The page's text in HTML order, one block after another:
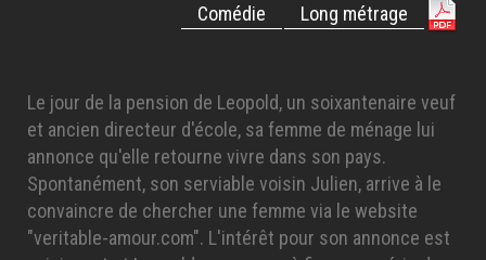
Long métrage
Comédie
Le jour de la pension de Leopold, un soixantenaire veuf
et ancien directeur d'école, sa femme de ménage lui
annonce qu'elle retourne vivre dans son pays.
Spontanément, son serviable voisin Julien, arrive à le
convaincre de chercher une femme via le website
"veritable-amour.com". L'intérêt pour son annonce est